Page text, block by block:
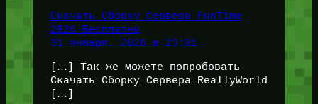
Скачать Сборку Сервера FunTime
2026 Бесплатно
31 января, 2026 в 23:01
[…] Так же можете попробовать
Скачать Сборку Сервера ReallyWorld
[…]